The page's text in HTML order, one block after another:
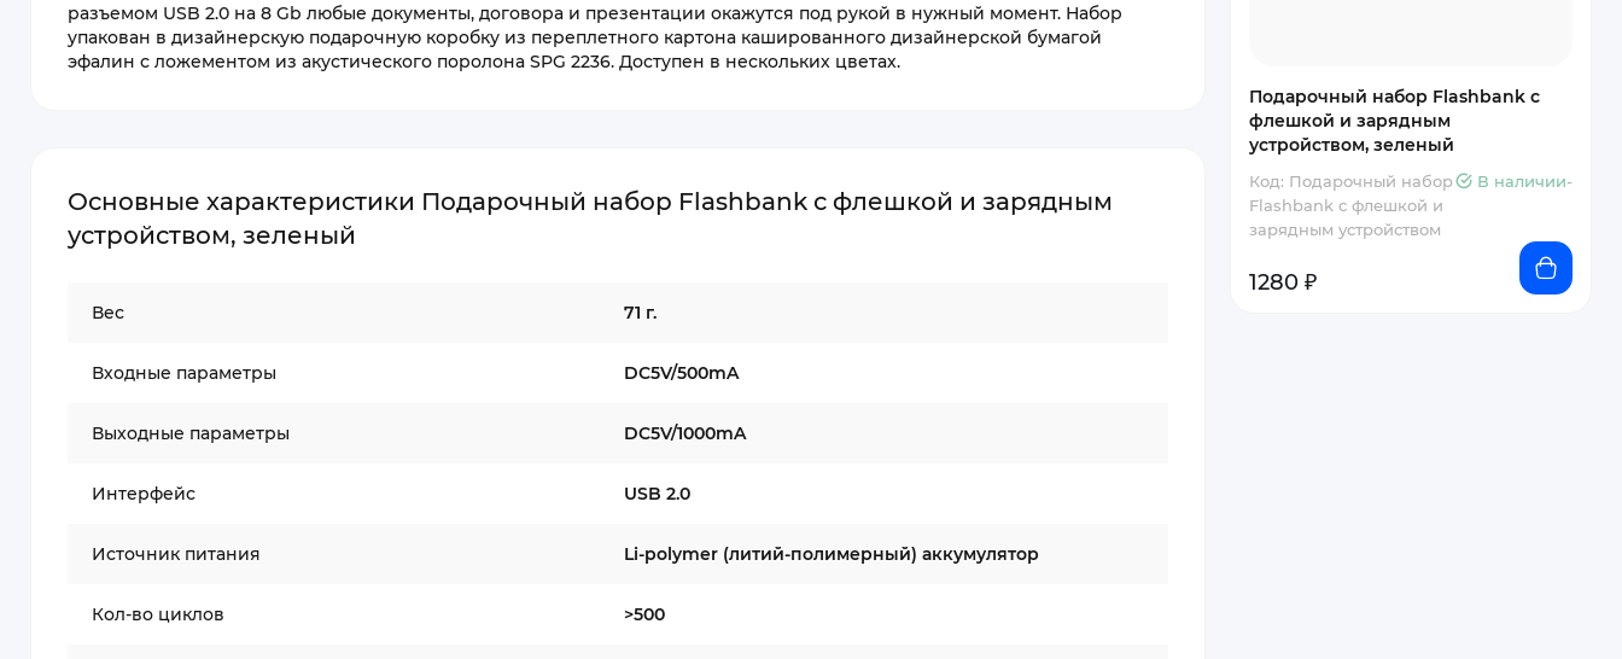
разъемом USB 2.0 на 8 Gb любые документы, договора и презентации окажутся под рукой в нужный момент. Набор
упакован в дизайнерскую подарочную коробку из переплетного картона кашированного дизайнерской бумагой
эфалин с ложементом из акустического поролона SPG 2236. Доступен в нескольких цветах.
Основные характеристики Подарочный набор Flashbank с флешкой и зарядным
устройством, зеленый
Вес 71 г.
Входные параметры DC5V/500mA
Выходные параметры DC5V/1000mA
Интерфейс USB 2.0
Источник питания Li-polymer (литий-полимерный) аккумулятор
Кол-во циклов >500
Подарочный набор Flashbank с
флешкой и зарядным
устройством, зеленый
Код: Подарочный набор
Flashbank с флешкой и
зарядным устройством
В наличии-
1280 ₽